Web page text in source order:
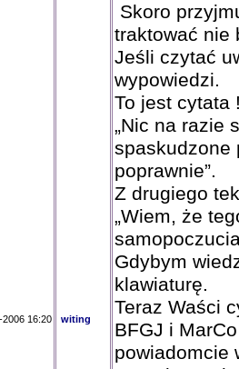
2006 16:20 witing
Skoro
traktować nie
Jeśli czytać
wypowiedzi.
To jest cytata
„Nic na razie
spaskudzone
poprawnie”.
Z drugiego
„Wiem, że
Gdybym
klawiaturę.
Teraz Waści
BFGJ i
powiadomcie